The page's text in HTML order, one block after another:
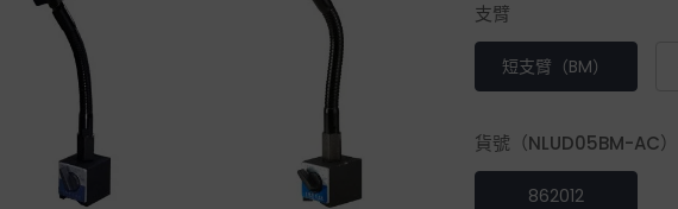
支臂
短支臂（BM）
貨號（NLUD05BM-AC）
862012